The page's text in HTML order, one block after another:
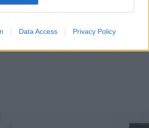
Data Access Privacy Policy